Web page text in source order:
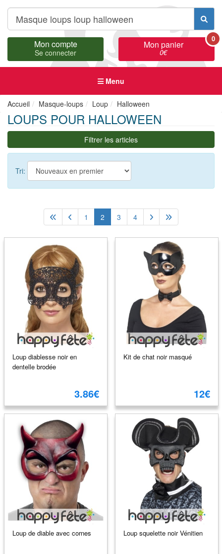
Mon compte
Se connecter
Mon panier
0€
0
Menu
Accueil Masque-loups Loup Halloween
LOUPS POUR HALLOWEEN
Filtrer les articles
Tri:
1 2 3 4
Loup diablesse noir en
dentelle brodée
3.86€
Kit de chat noir masqué
12€
Loup de diable avec cornes Loup squelette noir Vénitien